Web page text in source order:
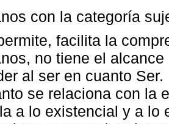
con la categoría
facilita la
no tiene el
al ser en cuanto
se relaciona con la
a lo existencial y a lo